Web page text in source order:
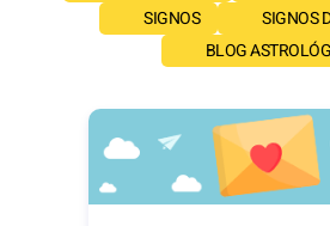
SIGNOS
SIGNOS
BLOG